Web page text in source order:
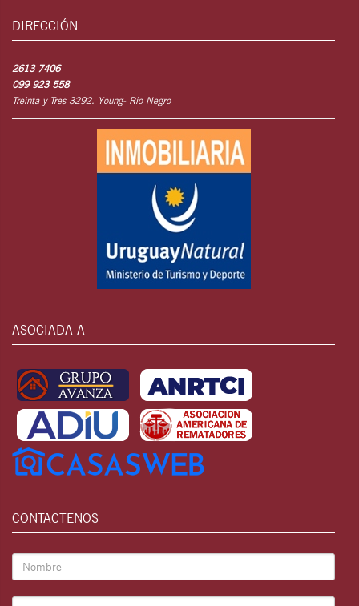
DIRECCIÓN
2613 7406
099 923 558
Treinta y Tres 3292. Young- Rio Negro
ASOCIADA A
CONTACTENOS